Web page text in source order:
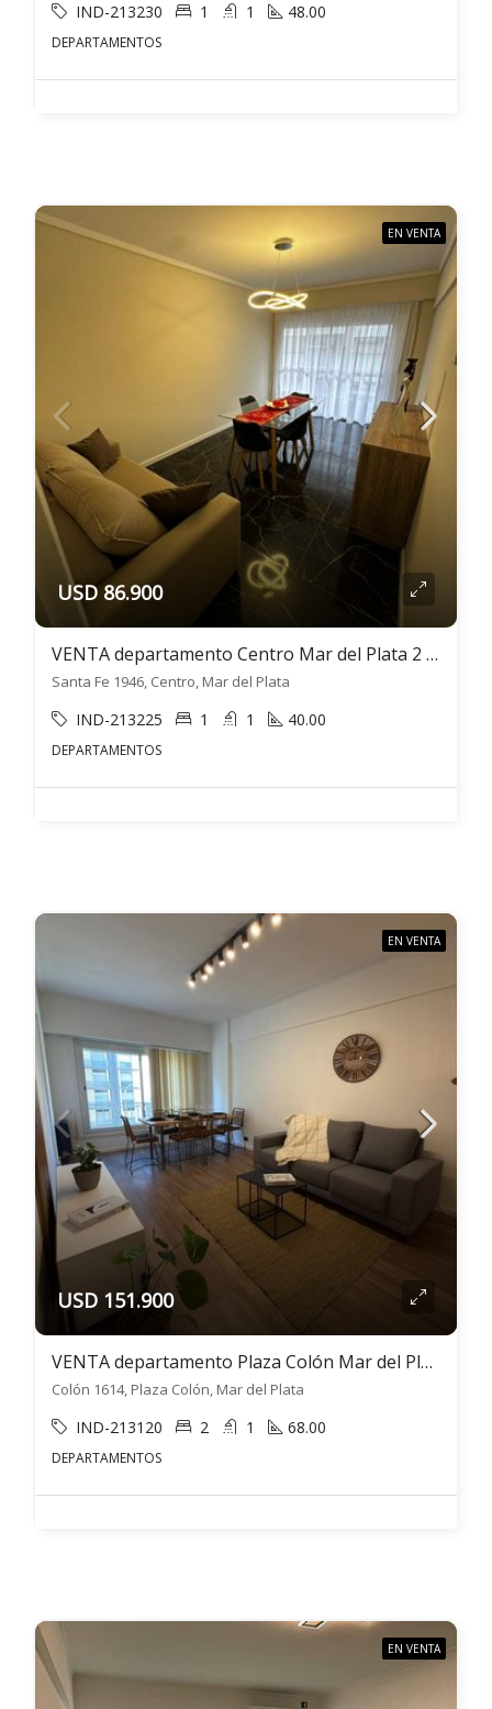
IND-213230 1 1 48.00
DEPARTAMENTOS
EN VENTA
USD 86.900
VENTA departamento Centro Mar del Plata 2 ambientes
Santa Fe 1946, Centro, Mar del Plata
IND-213225 1 1 40.00
DEPARTAMENTOS
EN VENTA
USD 151.900
VENTA departamento Plaza Colón Mar del Plata 3 ambientes
Colón 1614, Plaza Colón, Mar del Plata
IND-213120 2 1 68.00
DEPARTAMENTOS
EN VENTA